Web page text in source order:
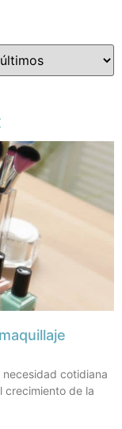
necesidad cotidiana
crecimiento de la